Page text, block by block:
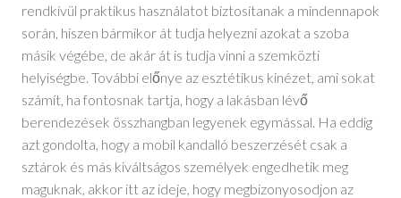
rendkívül praktikus használatot biztosítanak a mindennapok
során, hiszen bármikor át tudja helyezni azokat a szoba
másik végébe, de akár át is tudja vinni a szemközti
helyiségbe. További előnye az esztétikus kinézet, ami sokat
számít, ha fontosnak tartja, hogy a lakásban lévő
berendezések összhangban legyenek egymással. Ha eddig
azt gondolta, hogy a mobil kandalló beszerzését csak a
sztárok és más kiváltságos személyek engedhetik meg
maguknak, akkor itt az ideje, hogy megbizonyosodjon az